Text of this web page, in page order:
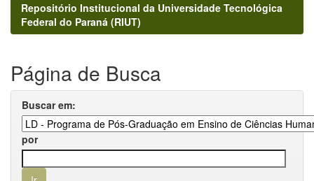
Repositório Institucional da Universidade Tecnológica
Federal do Paraná (RIUT)
Página de Busca
Buscar em:
por